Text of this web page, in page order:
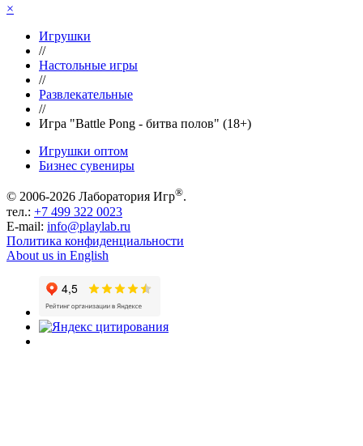
×
Игрушки
//
Настольные игры
//
Развлекательные
//
Игра "Battle Pong - битва полов" (18+)
Игрушки оптом
Бизнес сувениры
© 2006-2026 Лаборатория Игр®.
тел.: +7 499 322 0023
E-mail: info@playlab.ru
Политика конфиденциальности
About us in English